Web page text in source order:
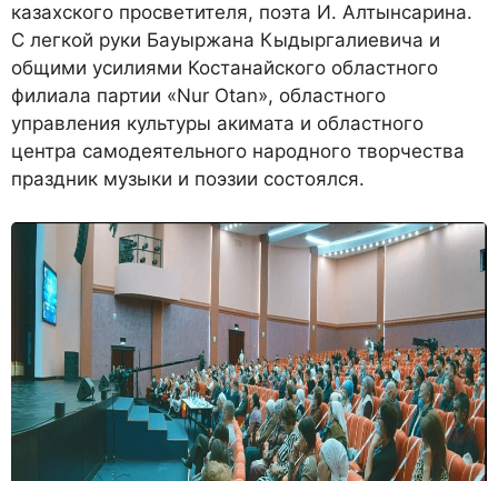
казахского просветителя, поэта И. Алтынсарина.
С легкой руки Бауыржана Кыдыргалиевича и
общими усилиями Костанайского областного
филиала партии «Nur Otan», областного
управления культуры акимата и областного
центра самодеятельного народного творчества
праздник музыки и поэзии состоялся.